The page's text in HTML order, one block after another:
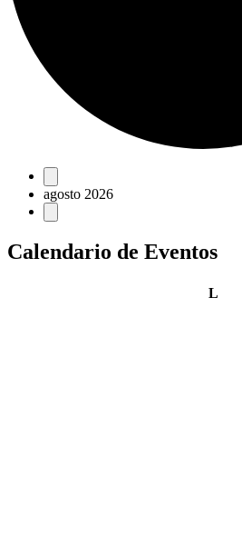
Eventos
agosto 2026
Calendario de Eventos
Llunes